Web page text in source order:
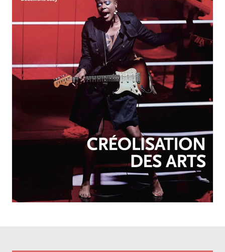
OCTOBRE-DÉCEMBRE 2025
Créolisation des arts